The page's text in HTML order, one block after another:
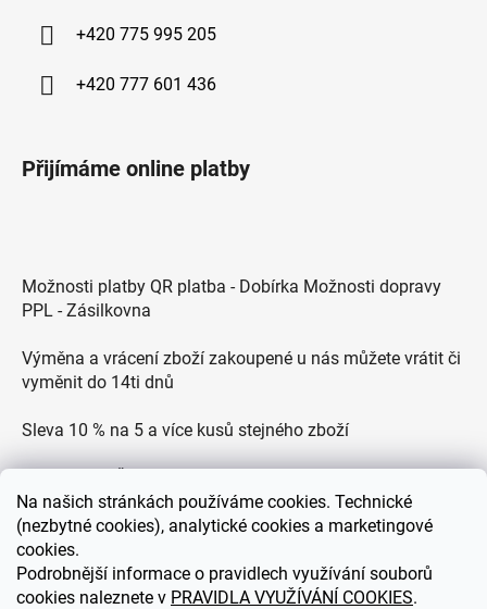
Na našich stránkách používáme cookies. Technické
(nezbytné cookies), analytické cookies a marketingové
cookies.
Podrobnější informace o pravidlech využívání souborů
cookies naleznete v PRAVIDLA VYUŽÍVÁNÍ COOKIES.
+420 775 995 205
+420 777 601 436
Přijímáme online platby
Možnosti platby QR platba - Dobírka Možnosti dopravy
PPL - Zásilkovna
Výměna a vrácení zboží zakoupené u nás můžete vrátit či
vyměnit do 14ti dnů
Sleva 10 % na 5 a více kusů stejného zboží
Zákaznická podpora každý všední den od 9.00 do 18.00
hodin